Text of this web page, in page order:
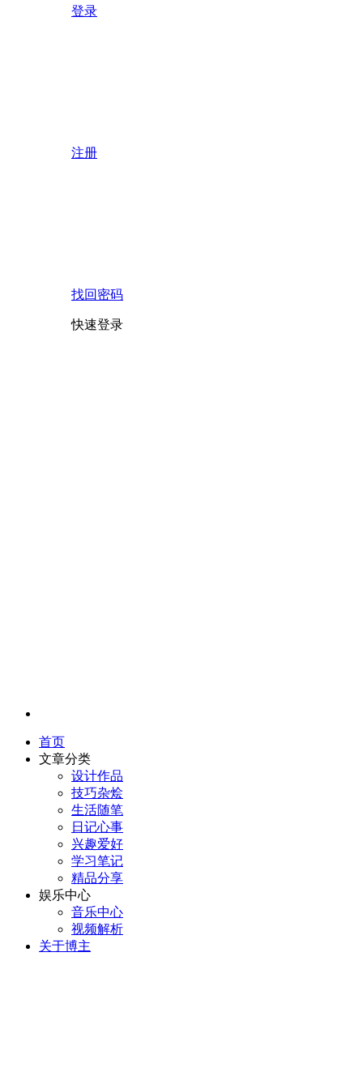
登录
注册
找回密码
快速登录
首页
文章分类
设计作品
技巧杂烩
生活随笔
日记心事
兴趣爱好
学习笔记
精品分享
娱乐中心
音乐中心
视频解析
关于博主